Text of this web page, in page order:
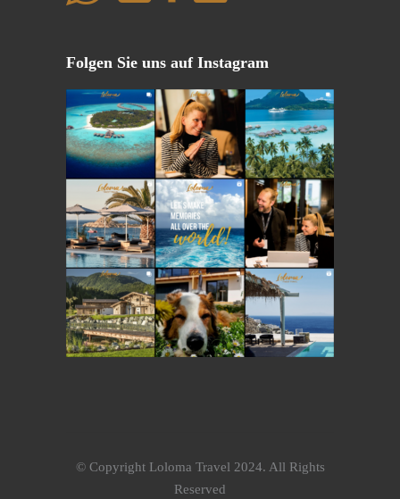
Folgen Sie uns auf Instagram
© Copyright Loloma Travel 2024. All Rights
Reserved